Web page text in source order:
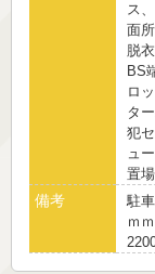
ス
面
脱
BS
ロ
タ
犯
ュ
置場
備考
駐
ｍ